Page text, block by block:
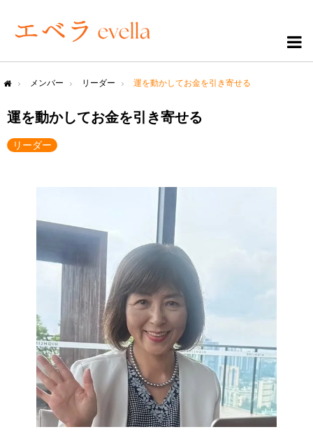
メンバー リーダー 運を動かしてお金を引き寄せる
運を動かしてお金を引き寄せる
リーダー